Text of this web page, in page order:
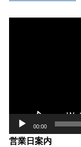
00:00
営業日案内